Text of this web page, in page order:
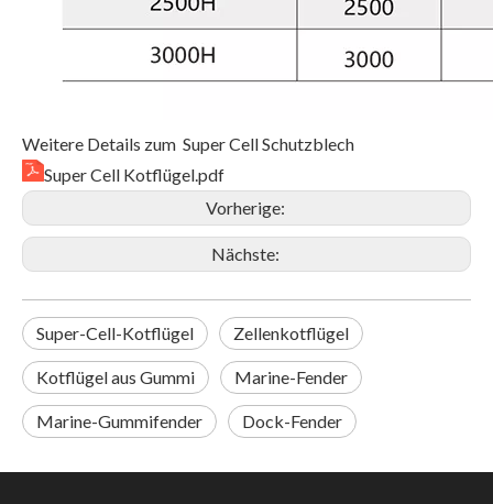
Weitere Details zum Super Cell Schutzblech
Super Cell Kotflügel.pdf
Vorherige:
Nächste:
Super-Cell-Kotflügel Zellenkotflügel
Kotflügel aus Gummi Marine-Fender
Marine-Gummifender Dock-Fender